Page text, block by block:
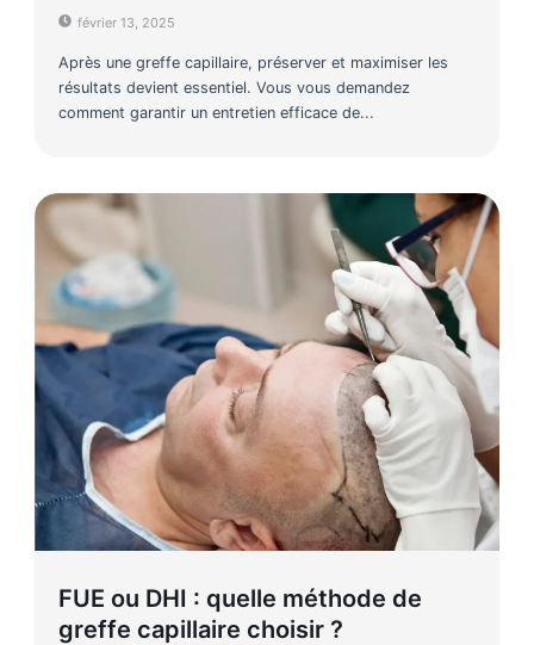
février 13, 2025
Après une greffe capillaire, préserver et maximiser les
résultats devient essentiel. Vous vous demandez
comment garantir un entretien efficace de...
FUE ou DHI : quelle méthode de
greffe capillaire choisir ?